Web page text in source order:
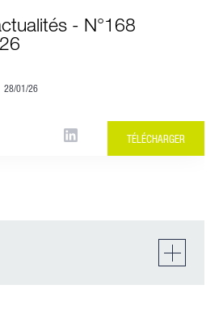
- N°168
28/01/26
TÉLÉCHARGER